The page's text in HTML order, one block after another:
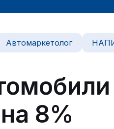
Автомаркетолог
8%